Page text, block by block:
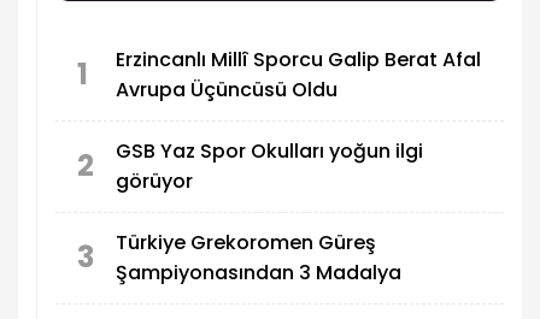
1
Erzincanlı Millî Sporcu Galip Berat Afal
Avrupa Üçüncüsü Oldu
2
GSB Yaz Spor Okulları yoğun ilgi
görüyor
3
Türkiye Grekoromen Güreş
Şampiyonasından 3 Madalya